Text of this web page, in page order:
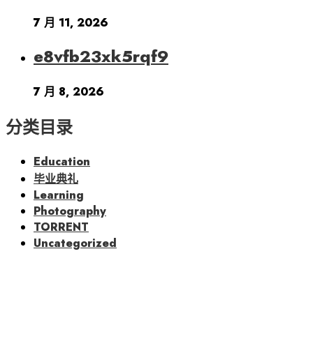
7 月 11, 2026
e8vfb23xk5rqf9
7 月 8, 2026
分类目录
Education
毕业典礼
Learning
Photography
TORRENT
Uncategorized